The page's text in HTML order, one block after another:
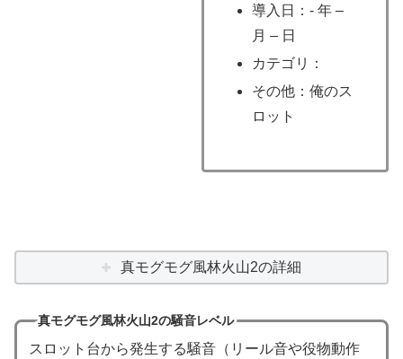
導入日：- 年 –
月 – 日
カテゴリ：
その他：俺のス
ロット
真モグモグ風林火山2の詳細
真モグモグ風林火山2の騒音レベル
スロット台から発生する騒音（リール音や役物動作